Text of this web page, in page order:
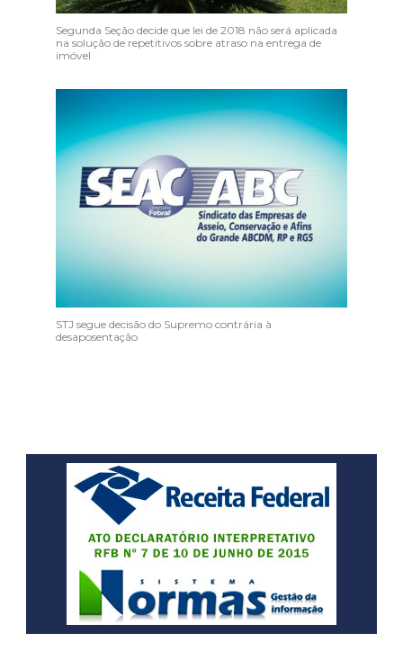
Segunda Seção decide que lei de 2018 não será aplicada
na solução de repetitivos sobre atraso na entrega de
imóvel
STJ segue decisão do Supremo contrária à
desaposentação